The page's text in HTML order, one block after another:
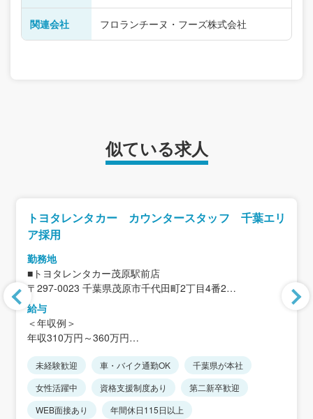
関連会社 フロランチーヌ・フーズ株式会社
似ている求人
トヨタレンタカー カウンタースタッフ 千葉エリ
ア採用
勤務地
■トヨタレンタカー茂原駅前店
〒297-0023 千葉県茂原市千代田町2丁目4番2
＜アクセス＞「茂原駅」徒歩2分
※車通勤OK
※ご自宅から通いやすい店舗に配属の可能性あり（ご自宅
から1時間以内）
※入社後、将来的に異動の可能性がありますが、
店舗は全て千葉県内で引越しを伴う転勤はありません。
給与
＜年収例＞
年収310万円～360万円
＜月給例 ※新卒初任給＞
月給190,400円～199,000円
★上記月給は18歳高卒～25歳大卒の初任給になります。
★年齢・経験により、規定により決定します。
未経験歓迎 車・バイク通勤OK
千葉県が本社
女性活躍中
資格支援制度あり
第二新卒歓迎
WEB面接あり
年間休日115日以上